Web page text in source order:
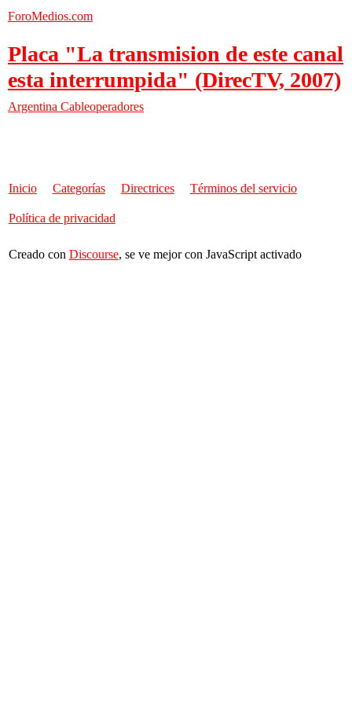
ForoMedios.com
Placa "La transmision de este canal
esta interrumpida" (DirecTV, 2007)
Argentina Cableoperadores
Inicio Categorías Directrices Términos del servicio
Política de privacidad
Creado con Discourse, se ve mejor con JavaScript activado